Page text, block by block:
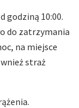
godziną 10:00.
do zatrzymania
na miejsce
straż